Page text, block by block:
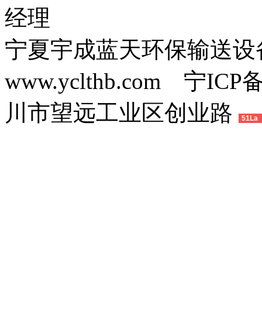
经理
宁夏宇成蓝天环保输送
www.yclthb.com 宁ICP
川市望远工业区创业路
51La